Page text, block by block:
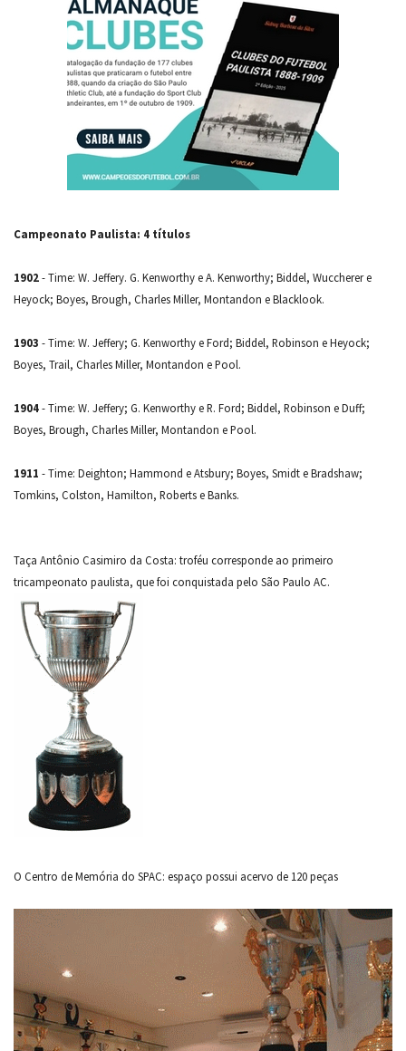
Campeonato Paulista: 4 títulos
1902- Time: W. Jeffery. G. Kenworthy e A. Kenworthy; Biddel, Wuccherer e
Heyock; Boyes, Brough, Charles Miller, Montandon e Blacklook.
1903 - Time: W. Jeffery; G. Kenworthy e Ford; Biddel, Robinson e Heyock;
Boyes, Trail, Charles Miller, Montandon e Pool.
1904- Time: W. Jeffery; G. Kenworthy e R. Ford; Biddel, Robinson e Duff;
Boyes, Brough, Charles Miller, Montandon e Pool.
1911 - Time: Deighton; Hammond e Atsbury; Boyes, Smidt e Bradshaw;
Tomkins, Colston, Hamilton, Roberts e Banks.
Taça Antônio Casimiro da Costa: troféu corresponde ao primeiro
tricampeonato paulista, que foi conquistada pelo São Paulo AC.
O Centro de Memória do SPAC: espaço possui acervo de 120 peças